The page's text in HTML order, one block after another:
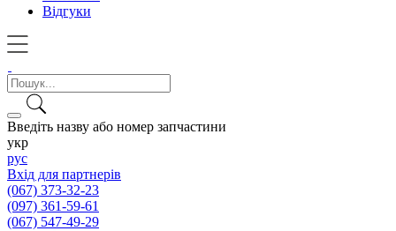
Відгуки
Введіть назву або номер запчастини
укр
рус
Вхід для партнерів
(067) 373-32-23
(097) 361-59-61
(067) 547-49-29